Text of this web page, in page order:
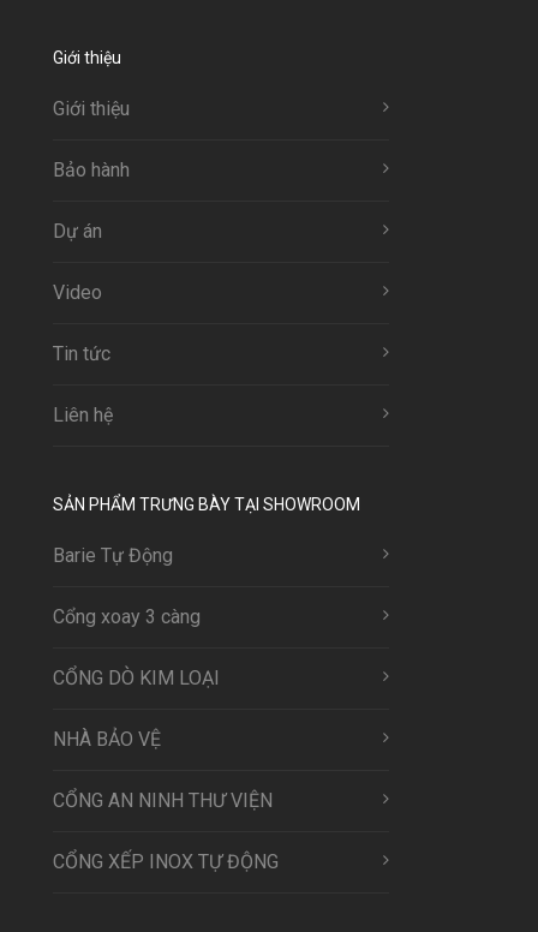
Giới thiệu
Giới thiệu
Bảo hành
Dự án
Video
Tin tức
Liên hệ
SẢN PHẨM TRƯNG BÀY TẠI SHOWROOM
Barie Tự Động
Cổng xoay 3 càng
CỔNG DÒ KIM LOẠI
NHÀ BẢO VỆ
CỔNG AN NINH THƯ VIỆN
CỔNG XẾP INOX TỰ ĐỘNG